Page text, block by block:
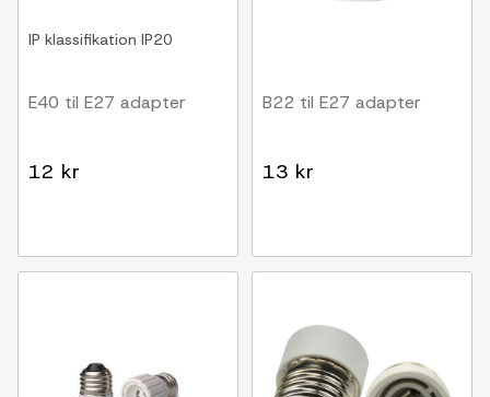
IP klassifikation IP20
E40 til E27 adapter
12 kr
B22 til E27 adapter
13 kr